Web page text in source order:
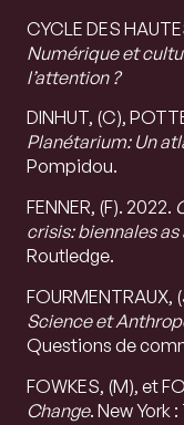
CYCLE DES
Numérique et
l’attention ?
DINHUT, (C),
Planétarium: Un
Pompidou.
FENNER, (F). 2022.
crisis: biennales
Routledge.
FOURMENTRAUX,
Science et
Questions de
FOWKES, (M), et
Change. New York